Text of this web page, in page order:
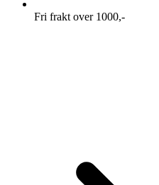
Fri frakt over 1000,-